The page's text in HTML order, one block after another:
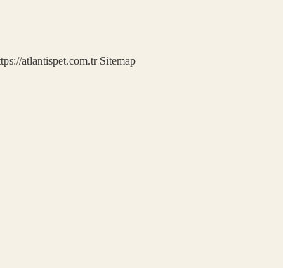
atlantispet.com.tr Sitemap